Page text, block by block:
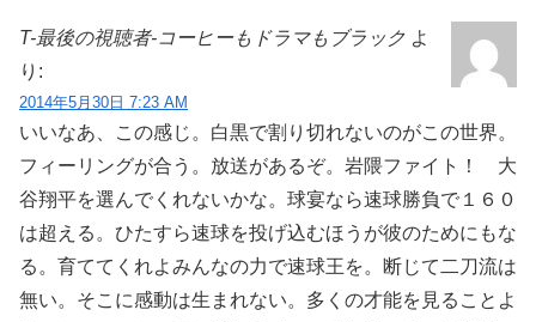
T-最後の視聴者-コーヒーもドラマもブラック よ
り:
2014年5月30日 7:23 AM
いいなあ、この感じ。白黒で割り切れないのがこの世界。
フィーリングが合う。放送があるぞ。岩隈ファイト！ 大
谷翔平を選んでくれないかな。球宴なら速球勝負で１６０
は超える。ひたすら速球を投げ込むほうが彼のためにもな
る。育ててくれよみんなの力で速球王を。断じて二刀流は
無い。そこに感動は生まれない。多くの才能を見ることよ